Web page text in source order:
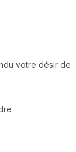
votre désir de